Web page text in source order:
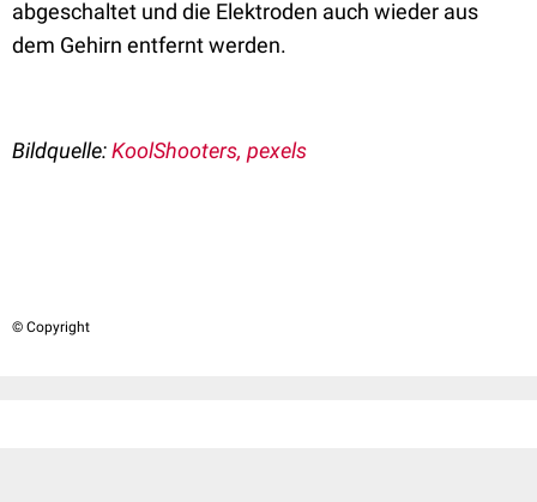
abgeschaltet und die Elektroden auch wieder aus
dem Gehirn entfernt werden.
Bildquelle:KoolShooters, pexels
© Copyright